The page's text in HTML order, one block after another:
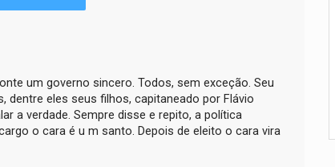
um governo sincero. Todos, sem exceção. Seu
eles seus filhos, capitaneado por Flávio
a verdade. Sempre disse e repito, a política
o cara é u m santo. Depois de eleito o cara vira